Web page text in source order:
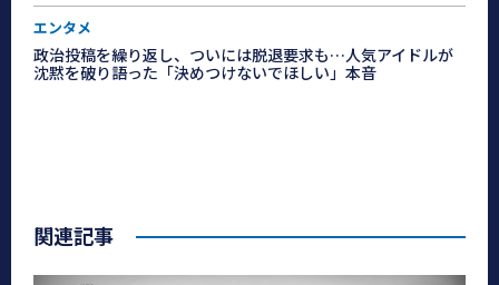
エンタメ
政治投稿を繰り返し、ついには脱退要求も…人気アイドルが
沈黙を破り語った「決めつけないでほしい」本音
関連記事